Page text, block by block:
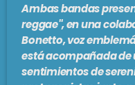
Ambas bandas
reggae'', en una
Bonetto, voz
está acompañada de
sentimientos de